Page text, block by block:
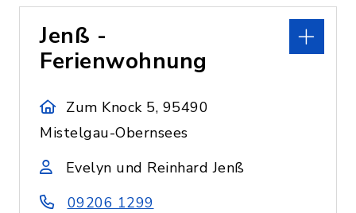
Jenß -
Ferienwohnung
Zum Knock 5, 95490
Mistelgau-Obernsees
Evelyn und Reinhard Jenß
09206 1299